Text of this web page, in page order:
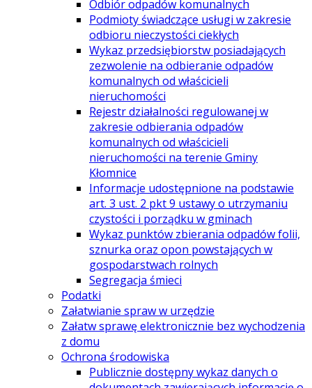
Odbiór odpadów komunalnych
Podmioty świadczące usługi w zakresie
odbioru nieczystości ciekłych
Wykaz przedsiębiorstw posiadających
zezwolenie na odbieranie odpadów
komunalnych od właścicieli
nieruchomości
Rejestr działalności regulowanej w
zakresie odbierania odpadów
komunalnych od właścicieli
nieruchomości na terenie Gminy
Kłomnice
Informacje udostępnione na podstawie
art. 3 ust. 2 pkt 9 ustawy o utrzymaniu
czystości i porządku w gminach
Wykaz punktów zbierania odpadów folii,
sznurka oraz opon powstających w
gospodarstwach rolnych
Segregacja śmieci
Podatki
Załatwianie spraw w urzędzie
Załatw sprawę elektronicznie bez wychodzenia
z domu
Ochrona środowiska
Publicznie dostępny wykaz danych o